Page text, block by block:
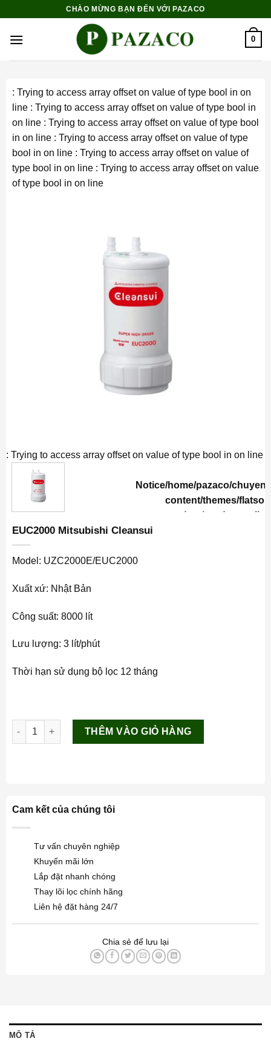
content
CHÀO MỪNG BẠN ĐẾN VỚI PAZACO
0
: Trying to access array offset on value of type bool in on
line : Trying to access array offset on value of type bool in
on line : Trying to access array offset on value of type bool
in on line : Trying to access array offset on value of type
bool in on line : Trying to access array offset on value of
type bool in on line : Trying to access array offset on value
of type bool in on line
: Trying to access array offset on value of type bool in on line
Notice/home/pazaco/
content/themes/
product/product-
EUC2000 Mitsubishi Cleansui
Model: UZC2000E/EUC2000
Xuất xứ: Nhật Bản
Công suất: 8000 lít
Lưu lượng: 3 lít/phút
Thời hạn sử dụng bộ lọc 12 tháng
EUC2000 Mitsubishi Cleansui số lượng
THÊM VÀO GIỎ HÀNG
Cam kết của chúng tôi
Tư vấn chuyên nghiệp
Khuyến mãi lớn
Lắp đặt nhanh chóng
Thay lõi lọc chính hãng
Liên hệ đặt hàng 24/7
Chia sẻ để lưu lại
MÔ TẢ